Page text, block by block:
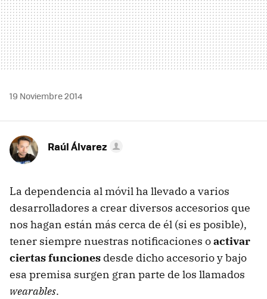
19 Noviembre 2014
Raúl Álvarez
La dependencia al móvil ha llevado a varios
desarrolladores a crear diversos accesorios que
nos hagan están más cerca de él (si es posible),
tener siempre nuestras notificaciones oactivar
ciertas funciones desde dicho accesorio y bajo
esa premisa surgen gran parte de los llamados
wearables.